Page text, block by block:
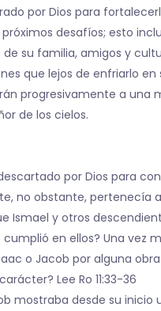
por Dios para
desafíos; esto
su familia, amigos y
que lejos de enfriarlo en
progresivamente a una
de los cielos.
por Dios para
no obstante, pertenecía
Ismael y otros
en ellos? Una vez
o Jacob por alguna
Lee Ro 11:33-36
mostraba desde su inicio